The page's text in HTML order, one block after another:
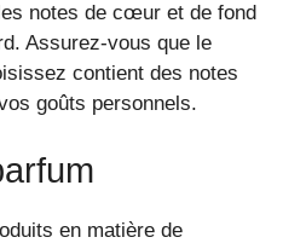
notes de cœur et de fond
Assurez-vous que le
contient des notes
goûts personnels.
en matière de